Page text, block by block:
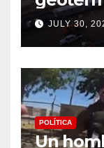
JULY 30,
POLÍTICA
Un